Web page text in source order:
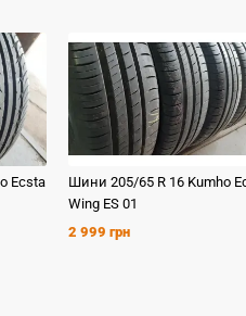
Ecsta
Шини 205/65 R 16 Kumho
Wing ES 01
2 999 грн